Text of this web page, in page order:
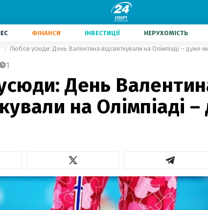
ФІНАНСИ ІНВЕСТИЦІЇ НЕРУХОМІСТЬ
Любов усюди: День Валентина відсвяткували на Олімпіаді – дуже
1
День
на Олімпіаді